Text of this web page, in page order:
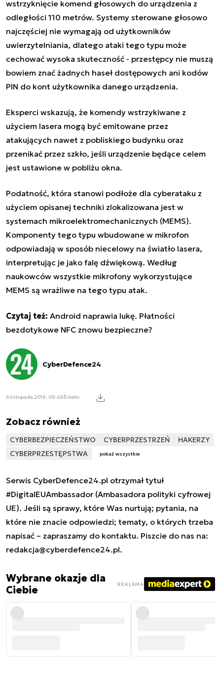
wstrzyknięcie komend głosowych do urządzenia z
odległości 110 metrów. Systemy sterowane głosowo
najczęściej nie wymagają od użytkowników
uwierzytelniania, dlatego ataki tego typu może
cechować wysoka skuteczność - przestępcy nie muszą
bowiem znać żadnych haseł dostępowych ani kodów
PIN do kont użytkownika danego urządzenia.
Eksperci wskazują, że komendy wstrzykiwane z
użyciem lasera mogą być emitowane przez
atakujących nawet z pobliskiego budynku oraz
przenikać przez szkło, jeśli urządzenie będące celem
jest ustawione w pobliżu okna.
Podatność, która stanowi podłoże dla cyberataku z
użyciem opisanej techniki zlokalizowana jest w
systemach mikroelektromechanicznych (MEMS).
Komponenty tego typu wbudowane w mikrofon
odpowiadają w sposób niecelowy na światło lasera,
interpretując je jako falę dźwiękową. Według
naukowców wszystkie mikrofony wykorzystujące
MEMS są wrażliwe na tego typu atak.
Czytaj też: Android naprawia lukę. Płatności
bezdotykowe NFC znowu bezpieczne?
CyberDefence24
6 listopada 2019, 09:49Źródło:
Zobacz również
CYBERBEZPIECZEŃSTWO CYBERPRZESTRZEŃ
HAKERZY
CYBERPRZESTĘPSTWA
pokaż wszystkie
Serwis CyberDefence24.pl otrzymał tytuł
#DigitalEUAmbassador (Ambasadora polityki cyfrowej
UE). Jeśli są sprawy, które Was nurtują; pytania, na
które nie znacie odpowiedzi; tematy, o których trzeba
napisać – zapraszamy do kontaktu. Piszcie do nas na:
redakcja@cyberdefence24.pl.
Wybrane okazje dla
Ciebie
REKLAMA